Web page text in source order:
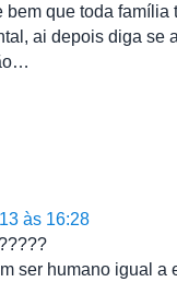
que toda
ai depois diga se
às 16:28
ser humano igual